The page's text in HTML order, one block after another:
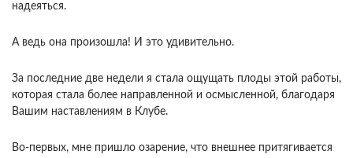
надеяться.
А ведь она произошла! И это удивительно.
За последние две недели я стала ощущать плоды этой работы,
которая стала более направленной и осмысленной, благодаря
Вашим наставлениям в Клубе.
Во-первых, мне пришло озарение, что внешнее притягивается